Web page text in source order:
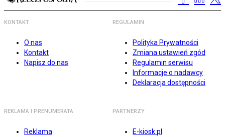
KONTAKT
O nas
Kontakt
Napisz do nas
REGULAMIN
Polityka Prywatności
Zmiana ustawień zgód
Regulamin serwisu
Informacje o nadawcy
Deklaracja dostępności
REKLAMA I PRENUMERATA
Reklama
PARTNERZY
E-kiosk.pl